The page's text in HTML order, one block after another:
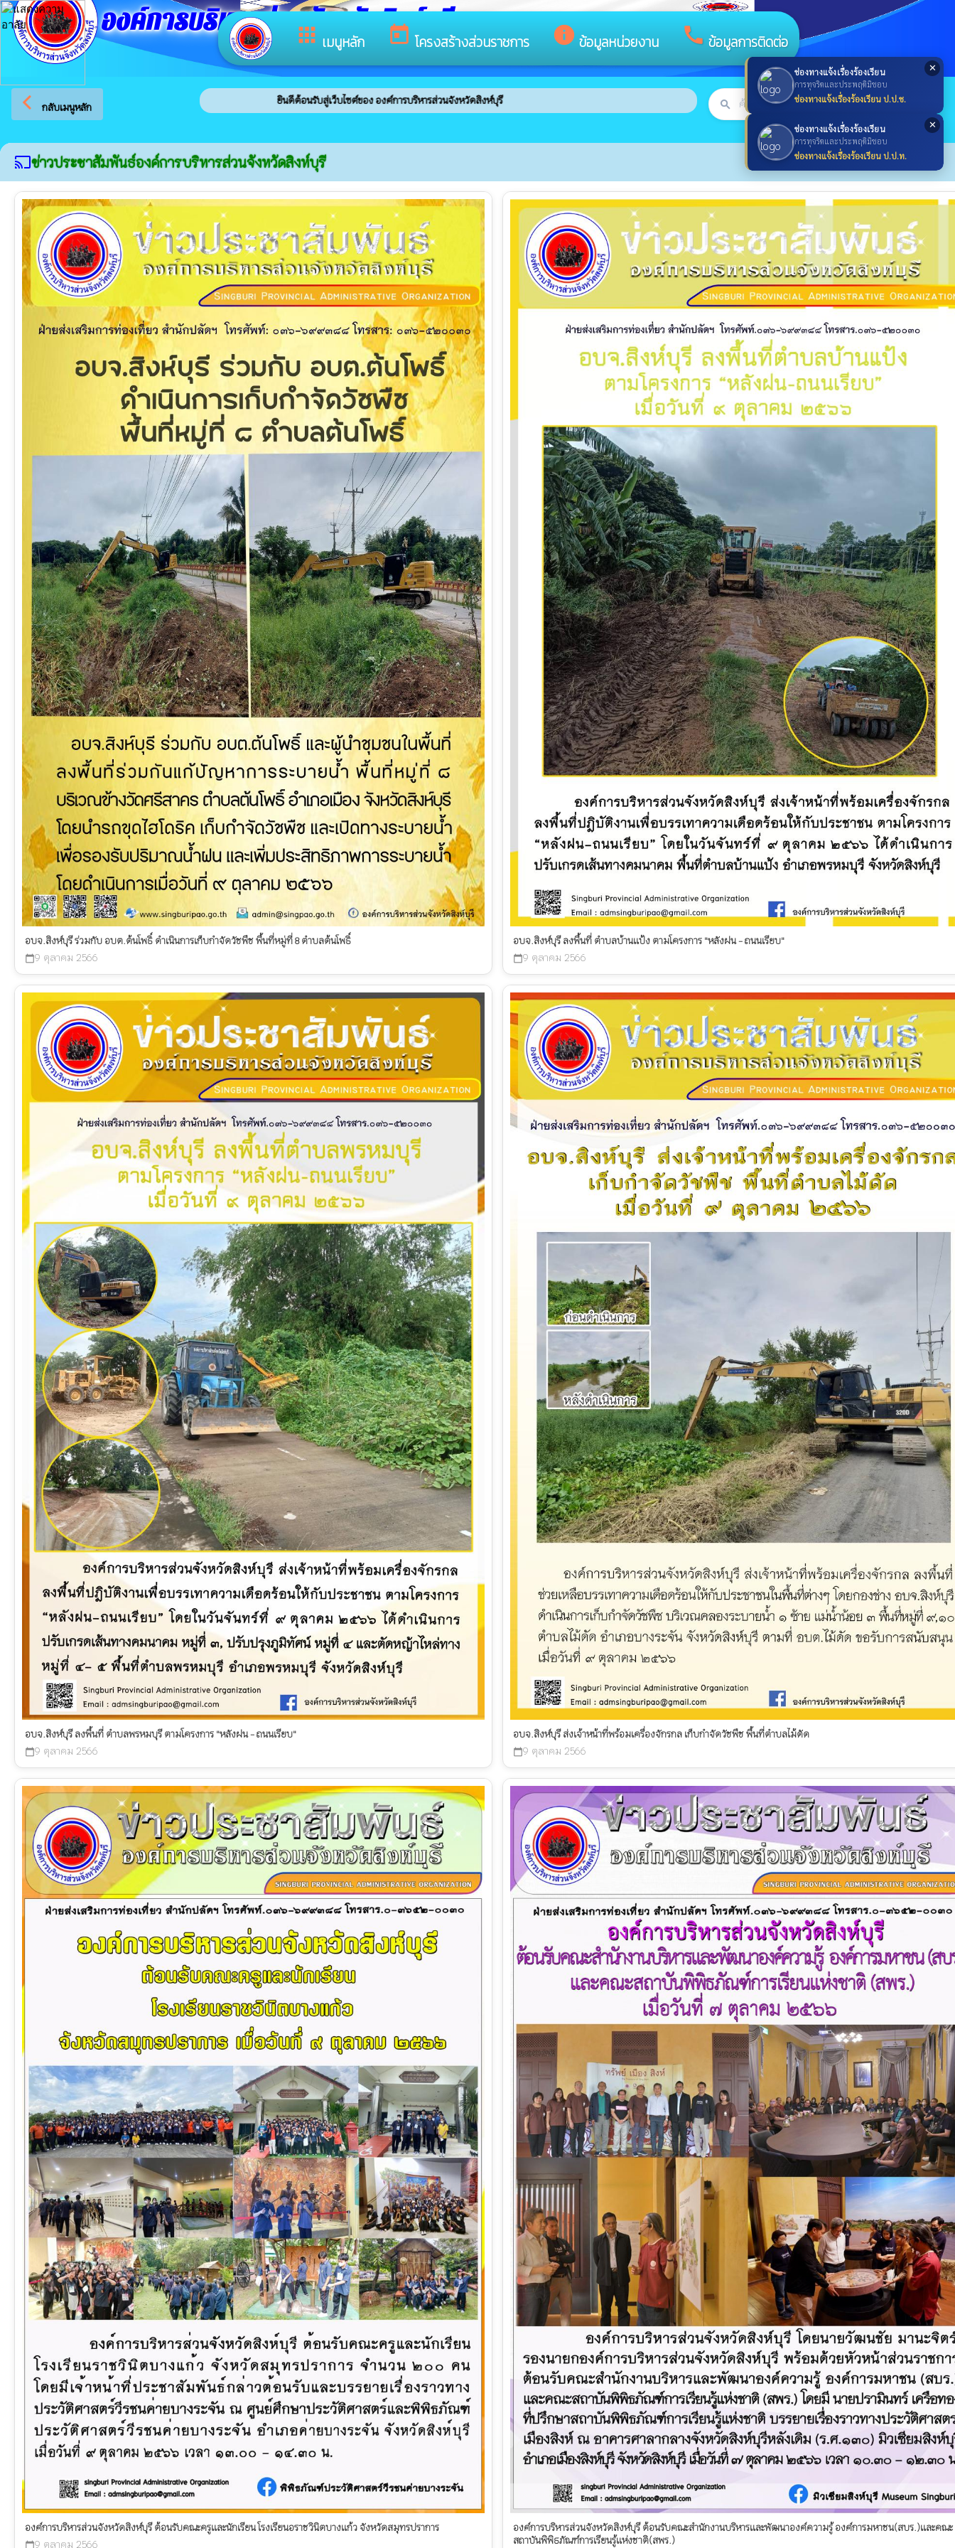
✕
ช่องทางแจ้งเรื่องร้องเรียน
การทุจริตและประพฤติมิชอบ
ช่องทางแจ้งเรื่องร้องเรียน ป.ป.ช.
✕
ช่องทางแจ้งเรื่องร้องเรียน
การทุจริตและประพฤติมิชอบ
ช่องทางแจ้งเรื่องร้องเรียน ป.ป.ท.
apps เมนูหลัก today โครงสร้างส่วนราชการ info ข้อมูลหน่วยงาน call ข้อมูลการติดต่อ
องค์การบริหารส่วนจังหวัดสิงห์บุรี
arrow_back_ios กลับเมนูหลัก
ยินดีต้อนรับสู่เว็บไซต์ของ องค์การบริหารส่วนจังหวัดสิงห์บุรี search searchค้นหา
castข่าวประชาสัมพันธ์องค์การบริหารส่วนจังหวัดสิงห์บุรี
อบจ.สิงห์บุรี ร่วมกับ อบต.ต้นโพธิ์ ดำเนินการเก็บกำจัดวัชพืช พื้นที่หมู่ที่ 8 ตำบลต้นโพธิ์
calendar_today9 ตุลาคม 2566
อบจ.สิงห์บุรี ลงพื้นที่ ตำบลบ้านแป้ง ตามโครงการ "หลังฝน - ถนนเรียบ"
calendar_today9 ตุลาคม 2566
อบจ.สิงห์บุรี ลงพื้นที่ ตำบลพรหมบุรี ตามโครงการ "หลังฝน - ถนนเรียบ"
calendar_today9 ตุลาคม 2566
อบจ.สิงห์บุรี ส่งเจ้าหน้าที่พร้อมเครื่องจักรกล เก็บกำจัดวัชพืช พื้นที่ตำบลไม้ดัด
calendar_today9 ตุลาคม 2566
องค์การบริหารส่วนจังหวัดสิงห์บุรี ต้อนรับคณะครูและนักเรียน โรงเรียนอราชวินิตบางแก้ว จังหวัดสมุทรปราการ
calendar_today9 ตุลาคม 2566
องค์การบริหารส่วนจังหวัดสิงห์บุรี ต้อนรับคณะสำนักงานบริหารและพัฒนาองค์ความรู้ องค์การมหาชน(สบร.)และคณะ
สถาบันพิพิธภัณฑ์การเรียนรู้แห่งชาติ(สพร.)